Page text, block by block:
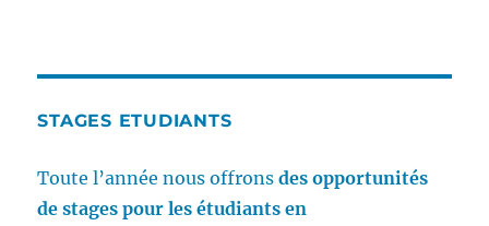
STAGES ETUDIANTS
Toute l’année nous offronsdes opportunités
de stages pour les étudiants en